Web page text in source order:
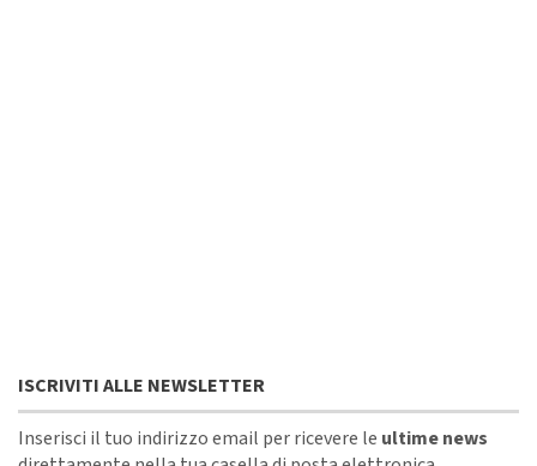
ISCRIVITI ALLE NEWSLETTER
Inserisci il tuo indirizzo email per ricevere le ultime news